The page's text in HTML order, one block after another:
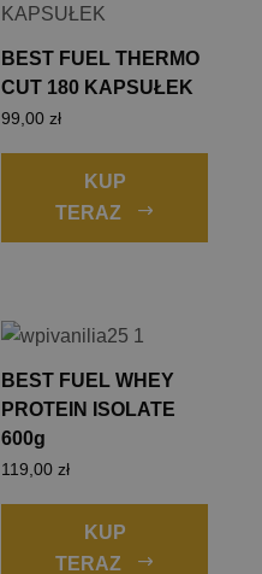
BEST FUEL THERMO
CUT 180 KAPSUŁEK
99,00zł
KUP
TERAZ
BEST FUEL WHEY
PROTEIN ISOLATE
600g
119,00zł
KUP
TERAZ